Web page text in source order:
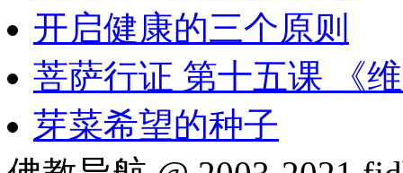
开启健康的三个原则
菩萨行证 第十五课 《
芽菜希望的种子